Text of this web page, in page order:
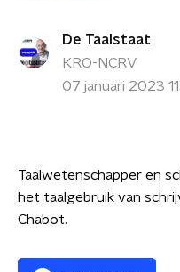
De Taalstaat
KRO-NCRV
07 januari 2023
Taalwetenschapper en
het taalgebruik van
Chabot.